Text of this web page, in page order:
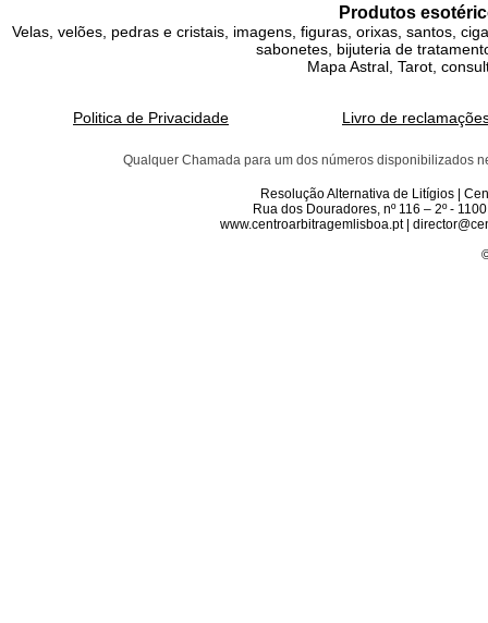
Produtos
Velas, velões, pedras e cristais, imagens, figuras, orixas, santos,
sabonetes, bijuteria de
Mapa Astral, Tarot,
Politica de Privacidade Livro de
Qualquer Chamada para um dos números disponibilizados
Resolução Alternativa de Litígios |
Rua dos Douradores, nº 116 – 2º -
www.centroarbitragemlisboa.pt |